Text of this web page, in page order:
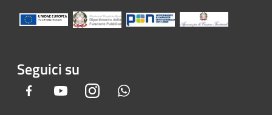
Seguici su
Facebook YoutubeInstagram